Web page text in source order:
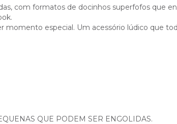
com formatos de docinhos superfofos que
momento especial. Um acessório lúdico que
QUE PODEM SER ENGOLIDAS.